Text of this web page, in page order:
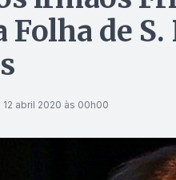
de S.
12 abril 2020 às 00h00